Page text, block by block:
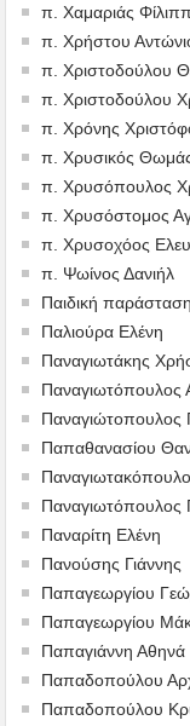
π. Χαμαριάς
π. Χρήστου
π. Χριστοδούλου
π. Χριστοδούλου
π. Χρόνης
π. Χρυσικός
π. Χρυσόπουλος
π. Χρυσόστομος
π. Χρυσοχόος
π. Ψωίνος Δανιήλ
Παιδική παράσταση
Παλιούρα Ελένη
Παναγιωτάκης
Παναγιωτόπουλος
Παναγιώτοπουλος
Παπαθανασίου
Παναγιωτόπουλος
Παναρίτη Ελένη
Πανούσης Γιάννης
Παπαγεωργίου
Παπαγεωργίου
Παπαγιάννη Αθηνά
Παπαδοπούλου
Παπαδοπούλου